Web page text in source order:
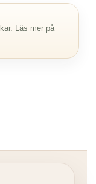
Läs mer på